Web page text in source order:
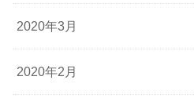
2020年3月
2020年2月